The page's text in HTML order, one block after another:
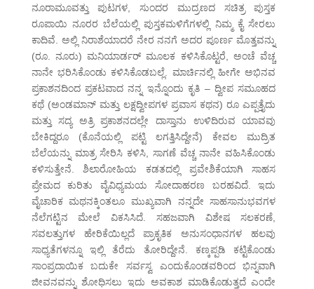
ನೂರಾಮೂವತ್ತು ಪುಟಗಳ, ಸುಂದರ ಮುದ್ರಣದ ಸಚಿತ್ರ ಪುಸ್ತಕ
ರೂಪಾಯಿ ನೂರರ ಬೆಲೆಯಲ್ಲಿ ಪುಸ್ತಕಮಳಿಗೆಗಳಲ್ಲಿ ನಿಮ್ಮ ಕೈ ಸೇರಲು
ಕಾದಿವೆ. ಅಲ್ಲಿ ನಿರಾಶೆಯಾದರೆ ನೇರ ನನಗೆ ಅದರ ಪೂರ್ಣ ಮೊತ್ತವನ್ನು
(ರೂ. ನೂರು) ಮನಿಯಾರ್ಡರ್ ಮೂಲಕ ಕಳಿಸಿಕೊಟ್ಟರೆ, ಅಂಚೆ ವೆಚ್ಚ
ನಾನೇ ಭರಿಸಿಕೊಂಡು ಕಳಿಸಿಕೊಡಬಲ್ಲೆ. ಮಾರ್ಚಿನಲ್ಲಿ ಹೀಗೇ ಅಭಿನವ
ಪ್ರಕಾಶನದಿಂದ ಪ್ರಕಟವಾದ ನನ್ನ ಇನ್ನೊಂದು ಕೃತಿ – ದ್ವೀಪ ಸಮೂಹದ
ಕಥೆ (ಅಂಡಮಾನ್ ಮತ್ತು ಲಕ್ಷದ್ವೀಪಗಳ ಪ್ರವಾಸ ಕಥನ) ರೂ ಎಪ್ಪತ್ತೈದು
ಮತ್ತು ಸದ್ಯ ಅತ್ರಿ ಪ್ರಕಾಶನದಲ್ಲೇ ದಾಸ್ತಾನು ಉಳಿದಿರುವ ಯಾವವು
ಬೇಕಿದ್ದರೂ (ಕೊನೆಯಲ್ಲಿ ಪಟ್ಟಿ ಲಗತ್ತಿಸಿದ್ದೇನೆ) ಕೇವಲ ಮುದ್ರಿತ
ಬೆಲೆಯನ್ನು ಮಾತ್ರ ಸೇರಿಸಿ ಕಳಿಸಿ, ಸಾಗಣೆ ವೆಚ್ಚ ನಾನೇ ವಹಿಸಿಕೊಂಡು
ಕಳಿಸುತ್ತೇನೆ. ಶಿಲಾರೋಹಿಯ ಕಡತದಲ್ಲಿ ಪ್ರವೇಶಿಕೆಯಾಗಿ ಸಾಹಸ
ಪ್ರೇಮದ ಕುರಿತು ವೈವಿಧ್ಯಮಯ ಸೋದಾಹರಣ ಬರಹವಿದೆ. ಇದು
ವೈಚಾರಿಕ ಮಥನಕ್ಕಿಂತಲೂ ಮುಖ್ಯವಾಗಿ ನನ್ನದೇ ಸಾಹಸಾನುಭವಗಳ
ನೆಲೆಗಟ್ಟಿನ ಮೇಲೆ ವಿಕಸಿಸಿದೆ. ಸಹಜವಾಗಿ ವಿಶೇಷ ಸಲಕರಣೆ,
ಸವಲತ್ತುಗಳ ಹೇರಿಕೆಯಿಲ್ಲದೆ ಪ್ರಾಕೃತಿಕ ಅನುಸಂಧಾನಗಳ ಹಲವು
ಸಾಧ್ಯತೆಗಳನ್ನೂ ಇಲ್ಲಿ ತೆರೆದು ತೋರಿದ್ದೇನೆ. ಕಣ್ಕಪ್ಪಡಿ ಕಟ್ಟಿಕೊಂಡು
ಸಾಂಪ್ರದಾಯಿಕ ಬದುಕೇ ಸರ್ವಸ್ವ ಎಂದುಕೊಂಡವರಿಂದ ಭಿನ್ನವಾಗಿ
ಜೀವನವನ್ನು ಶೋಧಿಸಲು ಇದು ಅವಕಾಶ ಮಾಡಿಕೊಡುತ್ತದೆ ಎಂದೇ